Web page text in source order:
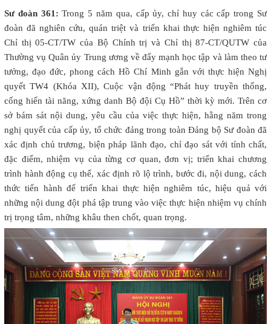
Sư đoàn 361:Trong 5 năm qua, cấp ủy, chỉ huy các cấp trong Sư
đoàn đã nghiên cứu, quán triệt và triển khai thực hiện nghiêm túc
Chỉ thị 05-CT/TW của Bộ Chính trị và Chỉ thị 87-CT/QUTW của
Thường vụ Quân ủy Trung ương về đẩy mạnh học tập và làm theo tư
tưởng, đạo đức, phong cách Hồ Chí Minh gắn với thực hiện Nghị
quyết TW4 (Khóa XII), Cuộc vận động “Phát huy truyền thống,
cống hiến tài năng, xứng danh Bộ đội Cụ Hồ” thời kỳ mới. Trên cơ
sở bám sát nội dung, yêu cầu của việc thực hiện, hằng năm trong
nghị quyết của cấp ủy, tổ chức đảng trong toàn Đảng bộ Sư đoàn đã
xác định chủ trương, biện pháp lãnh đạo, chỉ đạo sát với tính chất,
đặc điểm, nhiệm vụ của từng cơ quan, đơn vị; triển khai chương
trình hành động cụ thể, xác định rõ lộ trình, bước đi, nội dung, cách
thức tiến hành để triển khai thực hiện nghiêm túc, hiệu quả với
những nội dung đột phá tập trung vào việc thực hiện nhiệm vụ chính
trị trọng tâm, những khâu then chốt, quan trọng.